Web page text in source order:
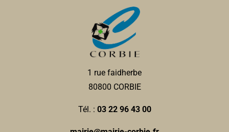
1 rue faidherbe
80800 CORBIE
Tél. : 03 22 96 43 00